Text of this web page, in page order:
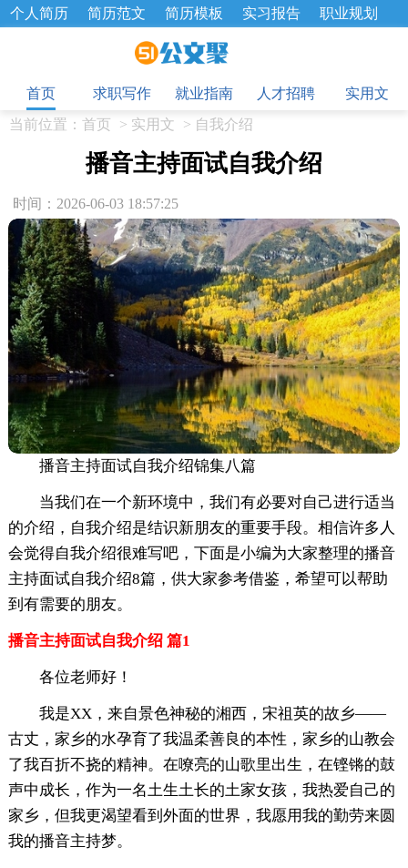
个人简历 简历范文 简历模板 实习报告
职业规划
招聘选拔 绩效考核
工作总结
辞职报告
首页
求职写作 就业指南 人才招聘
实用文
当前位置： 首页 > 实用文 > 自我介绍
播音主持面试自我介绍
时间：2026-06-03 18:57:25
播音主持面试自我介绍锦集八篇
当我们在一个新环境中，我们有必要对自己进行适当
的介绍，自我介绍是结识新朋友的重要手段。相信许多人
会觉得自我介绍很难写吧，下面是小编为大家整理的播音
主持面试自我介绍8篇，供大家参考借鉴，希望可以帮助
到有需要的朋友。
播音主持面试自我介绍 篇1
各位老师好！
我是XX，来自景色神秘的湘西，宋祖英的故乡——
古丈，家乡的水孕育了我温柔善良的本性，家乡的山教会
了我百折不挠的精神。在嘹亮的山歌里出生，在铿锵的鼓
声中成长，作为一名土生土长的土家女孩，我热爱自己的
家乡，但我更渴望看到外面的世界，我愿用我的勤劳来圆
我的播音主持梦。